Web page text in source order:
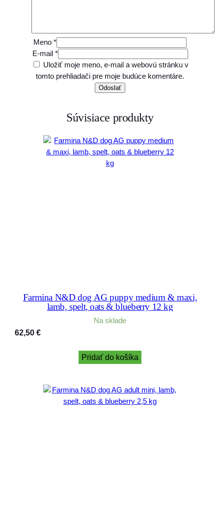
Meno *
E-mail *
Uložiť moje meno, e-mail a webovú stránku v
tomto prehliadači pre moje budúce komentáre.
Súvisiace produkty
Farmina N&D dog AG puppy medium & maxi,
lamb, spelt, oats & blueberry 12 kg
Na sklade
62,50 €
Pridať do košíka